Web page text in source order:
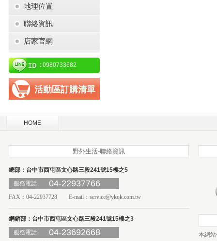
地理位置
聯絡資訊
店家官網
0980733682
活動區訂購清單
HOME
野外生活-聯絡資訊
總部：台中市西屯區文心路三段241號15樓之5
服務電話
04-22937766
FAX：04-22937728 E-mail： service@ykqk.com.tw
網銷部：台中市西屯區文心路三段241號15樓之3
服務電話
04-23692668
本網